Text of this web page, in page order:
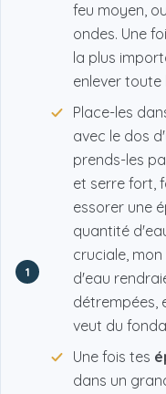
1
feu moyen,
ondes. Une
la plus
enlever toute
Place-les
avec le dos
prends-les
et serre fort,
essorer une
quantité
cruciale,
d'eau
détrempées,
veut du
Une fois tes
dans un